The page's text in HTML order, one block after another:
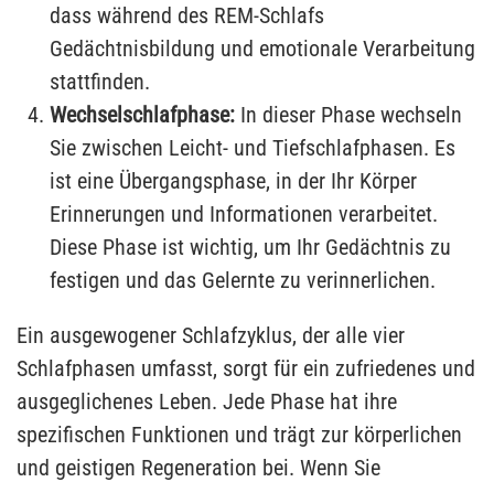
dass während des REM-Schlafs
Gedächtnisbildung und emotionale Verarbeitung
stattfinden.
Wechselschlafphase: In dieser Phase wechseln
Sie zwischen Leicht- und Tiefschlafphasen. Es
ist eine Übergangsphase, in der Ihr Körper
Erinnerungen und Informationen verarbeitet.
Diese Phase ist wichtig, um Ihr Gedächtnis zu
festigen und das Gelernte zu verinnerlichen.
Ein ausgewogener Schlafzyklus, der alle vier
Schlafphasen umfasst, sorgt für ein zufriedenes und
ausgeglichenes Leben. Jede Phase hat ihre
spezifischen Funktionen und trägt zur körperlichen
und geistigen Regeneration bei. Wenn Sie